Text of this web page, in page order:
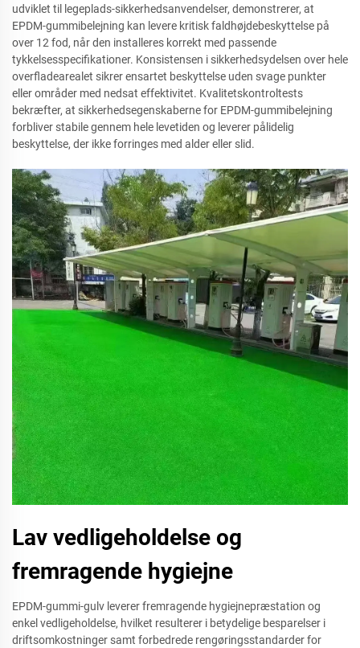
udviklet til legeplads-sikkerhedsanvendelser, demonstrerer, at
EPDM-gummibelejning kan levere kritisk faldhøjdebeskyttelse på
over 12 fod, når den installeres korrekt med passende
tykkelsesspecifikationer. Konsistensen i sikkerhedsydelsen over hele
overfladearealet sikrer ensartet beskyttelse uden svage punkter
eller områder med nedsat effektivitet. Kvalitetskontroltests
bekræfter, at sikkerhedsegenskaberne for EPDM-gummibelejning
forbliver stabile gennem hele levetiden og leverer pålidelig
beskyttelse, der ikke forringes med alder eller slid.
Lav vedligeholdelse og
fremragende hygiejne
EPDM-gummi-gulv leverer fremragende hygiejnepræstation og
enkel vedligeholdelse, hvilket resulterer i betydelige besparelser i
driftsomkostninger samt forbedrede rengøringsstandarder for